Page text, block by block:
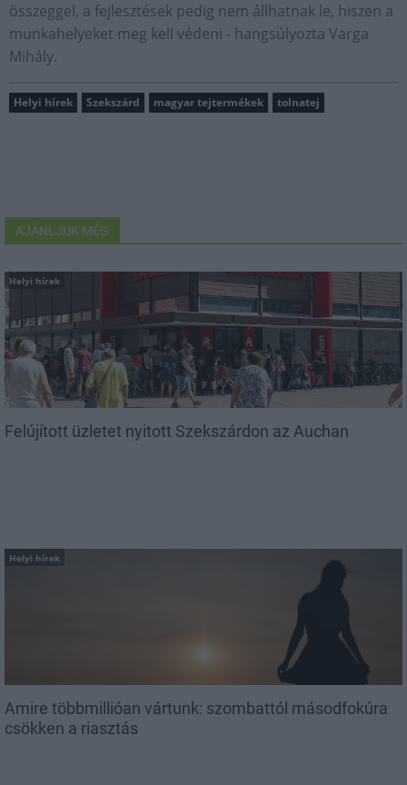
összeggel, a fejlesztések pedig nem állhatnak le, hiszen a
munkahelyeket meg kell védeni - hangsúlyozta Varga
Mihály.
Helyi hírek Szekszárd magyar tejtermékek tolnatej
AJÁNLJUK MÉG
Helyi hírek
Felújított üzletet nyitott Szekszárdon az Auchan
Helyi hírek
Amire többmillióan vártunk: szombattól másodfokúra
csökken a riasztás